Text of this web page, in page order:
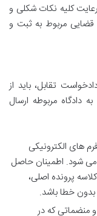
کلیه نکات شکلی و
قضایی مربوط به ثبت و
تقابل، باید از
دادگاه مربوطه ارسال
های الکترونیکی
شود. اطمینان حاصل
پرونده اصلی،
خطا باشد.
منضماتی که در